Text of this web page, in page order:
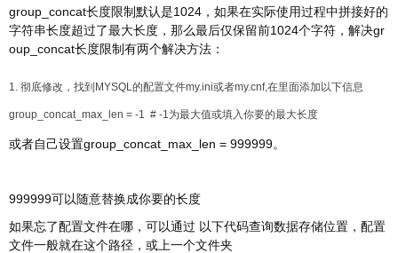
group_concat长度限制默认是1024，如果在实际使用过程中拼接好的
字符串长度超过了最大长度，那么最后仅保留前1024个字符，解决gr
oup_concat长度限制有两个解决方法：
1. 彻底修改，找到MYSQL的配置文件my.ini或者my.cnf,在里面添加以下信息
group_concat_max_len = -1 # -1为最大值或填入你要的最大长度
或者自己设置group_concat_max_len = 999999。
999999可以随意替换成你要的长度
如果忘了配置文件在哪，可以通过 以下代码查询数据存储位置，配置
文件一般就在这个路径，或上一个文件夹